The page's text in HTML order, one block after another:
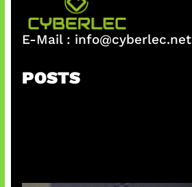
E-Mail : info@cyberlec.net
POSTS